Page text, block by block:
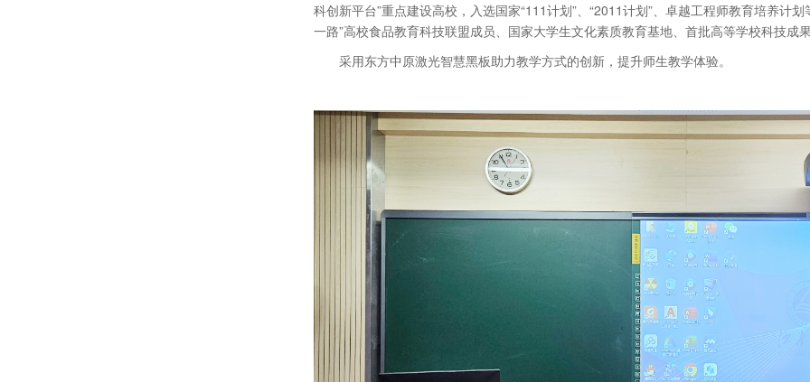
科创新平台”重点建设高校，入选国家“111计划”、“2011计划”、卓越工程师教育培养计
一路”高校食品教育科技联盟成员、国家大学生文化素质教育基地、首批高等学校科技成
采用东方中原激光智慧黑板助力教学方式的创新，提升师生教学体验。